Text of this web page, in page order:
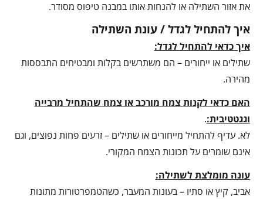
את אזור השתילה או להנחות אותו במבנה טיפוס מסודר.
איך להתחיל לגדל / עונת השתילה
איך כדאי להתחיל לגדל:
שתילים או ייחורים – הם משתרשים בקלות ומבטיחים התבססות
מהירה.
האם כדאי לקנות צמח מורכב או צמח שהתחיל מרבייה
וגגטטיבית:.
לא. עדיף להתחיל מייחורים או שתילים – זרעים פחות נפוצים, וגם
אינם שומרים על תכונות הצמח המקורי.
עונה מומלצת לשתילה:
אביב, קיץ או סתיו – בעונות המעבר, כשהטמפרטורות מתונות